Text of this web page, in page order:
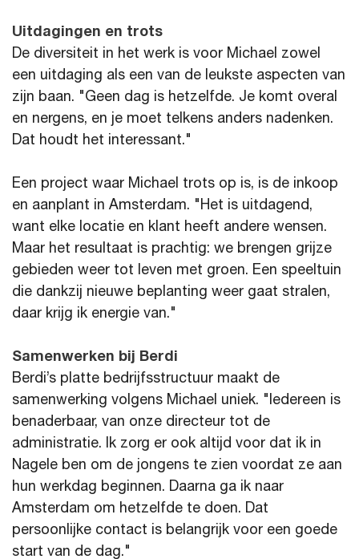
Uitdagingen en trots
De diversiteit in het werk is voor Michael zowel
een uitdaging als een van de leukste aspecten van
zijn baan. "Geen dag is hetzelfde. Je komt overal
en nergens, en je moet telkens anders nadenken.
Dat houdt het interessant."
Een project waar Michael trots op is, is de inkoop
en aanplant in Amsterdam. "Het is uitdagend,
want elke locatie en klant heeft andere wensen.
Maar het resultaat is prachtig: we brengen grijze
gebieden weer tot leven met groen. Een speeltuin
die dankzij nieuwe beplanting weer gaat stralen,
daar krijg ik energie van."
Samenwerken bij Berdi
Berdi’s platte bedrijfsstructuur maakt de
samenwerking volgens Michael uniek. "Iedereen is
benaderbaar, van onze directeur tot de
administratie. Ik zorg er ook altijd voor dat ik in
Nagele ben om de jongens te zien voordat ze aan
hun werkdag beginnen. Daarna ga ik naar
Amsterdam om hetzelfde te doen. Dat
persoonlijke contact is belangrijk voor een goede
start van de dag."